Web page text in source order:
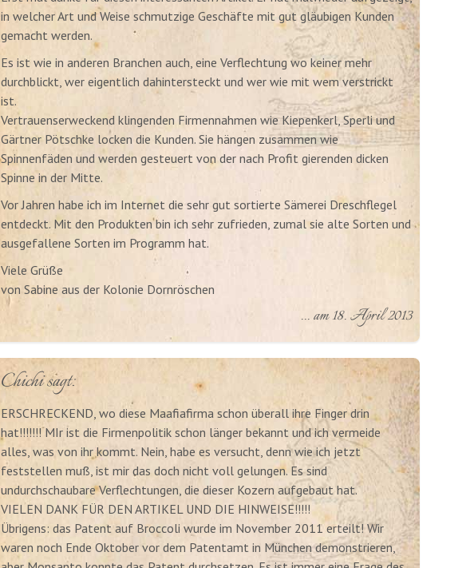
in welcher Art und Weise schmutzige Geschäfte mit gut gläubigen Kunden
gemacht werden.
Es ist wie in anderen Branchen auch, eine Verflechtung wo keiner mehr
durchblickt, wer eigentlich dahintersteckt und wer wie mit wem verstrickt
ist.
Vertrauenserweckend klingenden Firmennahmen wie Kiepenkerl, Sperli und
Gärtner Pötschke locken die Kunden. Sie hängen zusammen wie
Spinnenfäden und werden gesteuert von der nach Profit gierenden dicken
Spinne in der Mitte.
Vor Jahren habe ich im Internet die sehr gut sortierte Sämerei Dreschflegel
entdeckt. Mit den Produkten bin ich sehr zufrieden, zumal sie alte Sorten und
ausgefallene Sorten im Programm hat.
Viele Grüße
von Sabine aus der Kolonie Dornröschen
... am 18. April 2013
Chichi sagt:
ERSCHRECKEND, wo diese Maafiafirma schon überall ihre Finger drin
hat!!!!!!! MIr ist die Firmenpolitik schon länger bekannt und ich vermeide
alles, was von ihr kommt. Nein, habe es versucht, denn wie ich jetzt
feststellen muß, ist mir das doch nicht voll gelungen. Es sind
undurchschaubare Verflechtungen, die dieser Kozern aufgebaut hat.
VIELEN DANK FÜR DEN ARTIKEL UND DIE HINWEISE!!!!!
Übrigens: das Patent auf Broccoli wurde im November 2011 erteilt! Wir
waren noch Ende Oktober vor dem Patentamt in München demonstrieren,